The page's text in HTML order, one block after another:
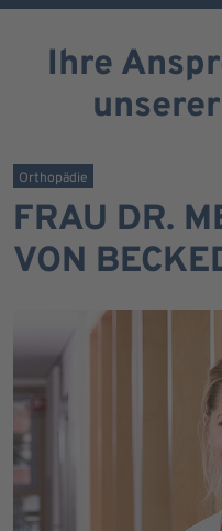
Ihre
Orthopädie
FRAU DR.
VON